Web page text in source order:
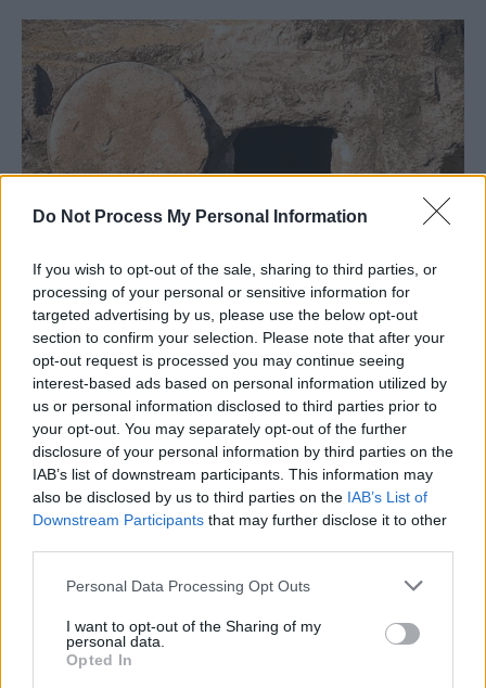
Do Not Process My Personal Information
If you wish to opt-out of the sale, sharing to third parties, or
processing of your personal or sensitive information for
targeted advertising by us, please use the below opt-out
section to confirm your selection. Please note that after your
opt-out request is processed you may continue seeing
interest-based ads based on personal information utilized by
us or personal information disclosed to third parties prior to
your opt-out. You may separately opt-out of the further
disclosure of your personal information by third parties on the
IAB’s list of downstream participants. This information may
also be disclosed by us to third parties on the IAB’s List of
Downstream Participants that may further disclose it to other
Personal Data Processing Opt Outs
I want to opt-out of the Sharing of my
personal data.
Opted In